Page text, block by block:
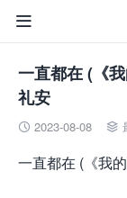

一直都在 (《
礼安
 2023-08-08 
一直都在 (《我